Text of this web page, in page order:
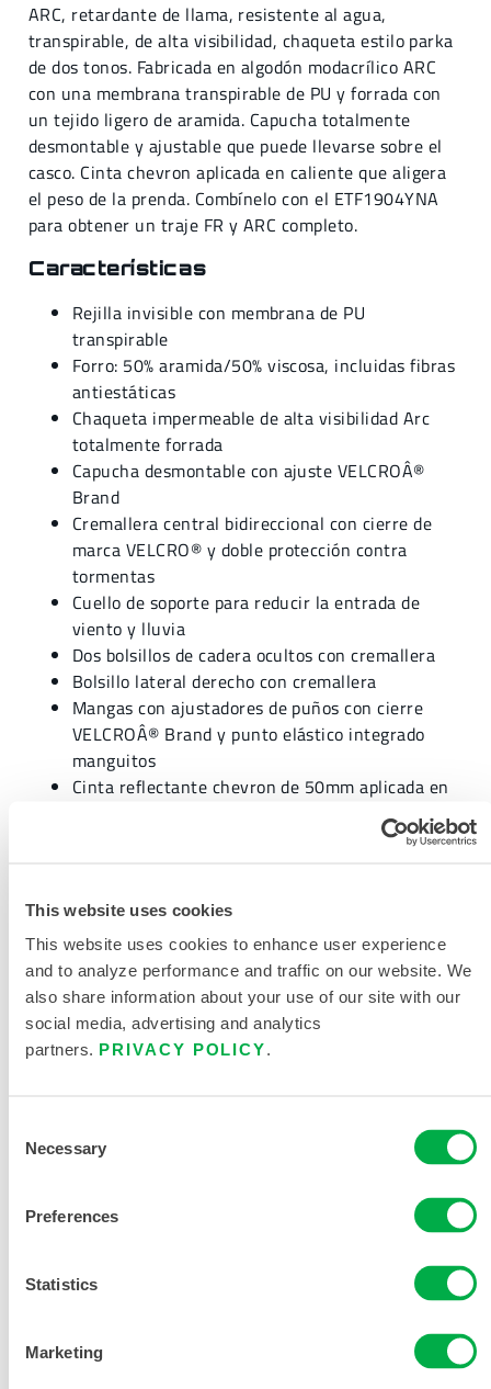
This website uses cookies
This website uses cookies to enhance user experience
and to analyze performance and traffic on our website. We
also share information about your use of our site with our
social media, advertising and analytics
partners. PRIVACY POLICY.
Selection
Necessary
Preferences
Statistics
Marketing
ARC, retardante de llama, resistente al agua,
transpirable, de alta visibilidad, chaqueta estilo parka
de dos tonos. Fabricada en algodón modacrílico ARC
con una membrana transpirable de PU y forrada con
un tejido ligero de aramida. Capucha totalmente
desmontable y ajustable que puede llevarse sobre el
casco. Cinta chevron aplicada en caliente que aligera
el peso de la prenda. Combínelo con el ETF1904YNA
para obtener un traje FR y ARC completo.
Características
Rejilla invisible con membrana de PU
transpirable
Forro: 50% aramida/50% viscosa, incluidas fibras
antiestáticas
Chaqueta impermeable de alta visibilidad Arc
totalmente forrada
Capucha desmontable con ajuste VELCROÂ®
Brand
Cremallera central bidireccional con cierre de
marca VELCRO® y doble protección contra
tormentas
Cuello de soporte para reducir la entrada de
viento y lluvia
Dos bolsillos de cadera ocultos con cremallera
Bolsillo lateral derecho con cremallera
Mangas con ajustadores de puños con cierre
VELCROÂ® Brand y punto elástico integrado
manguitos
Cinta reflectante chevron de 50mm aplicada en
Bolsillo interior de cazador furtivo a la izquierda
"